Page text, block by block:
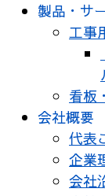
製品・サ
工事
看板
会社概要
代表
企業
会社